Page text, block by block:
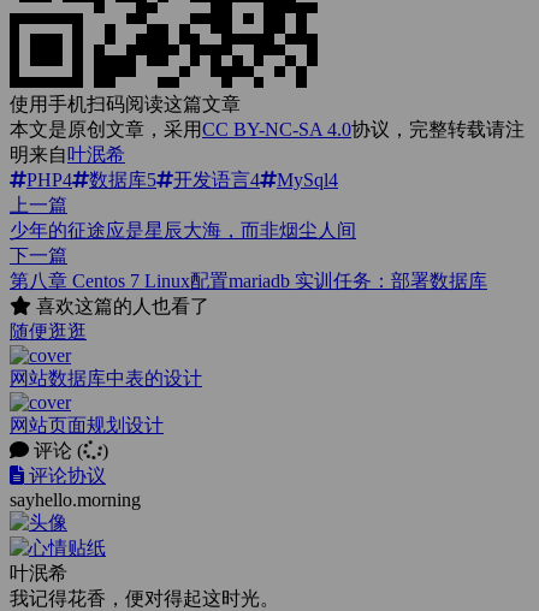
使用手机扫码阅读这篇文章
本文是原创文章，采用CC BY-NC-SA 4.0协议，完整转载请注
明来自 叶泯希
PHP4 数据库5 开发语言4 MySql4
上一篇
少年的征途应是星辰大海，而非烟尘人间
下一篇
第八章 Centos 7 Linux配置mariadb 实训任务：部署数据库
喜欢这篇的人也看了
随便逛逛
网站数据库中表的设计
网站页面规划设计
评论 (
)
评论协议
sayhello.morning
叶泯希
我记得花香，便对得起这时光。